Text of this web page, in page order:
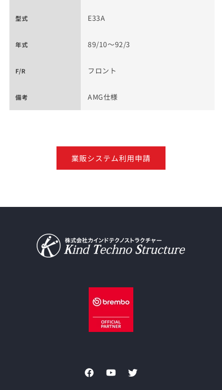
型式 E33A
年式 89/10～92/3
F/R フロント
備考 AMG仕様
業販システム利用申請
FacebookYouTubeTwitter